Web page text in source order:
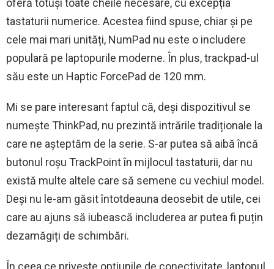
oferă totuși toate cheile necesare, cu excepția
tastaturii numerice. Acestea fiind spuse, chiar și pe
cele mai mari unități, NumPad nu este o includere
populară pe laptopurile moderne. În plus, trackpad-ul
său este un Haptic ForcePad de 120 mm.
Mi se pare interesant faptul că, deși dispozitivul se
numește ThinkPad, nu prezintă intrările tradiționale la
care ne așteptăm de la serie. S-ar putea să aibă încă
butonul roșu TrackPoint în mijlocul tastaturii, dar nu
există multe altele care să semene cu vechiul model.
Deși nu le-am găsit întotdeauna deosebit de utile, cei
care au ajuns să iubească includerea ar putea fi puțin
dezamăgiți de schimbări.
În ceea ce privește opțiunile de conectivitate, laptopul